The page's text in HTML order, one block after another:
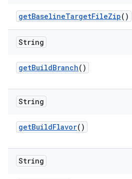
getBaselineTargetFileZip()
String
getBuildBranch()
String
getBuildFlavor()
String